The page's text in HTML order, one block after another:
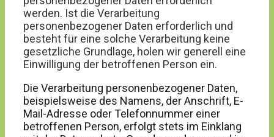
werden. Ist die Verarbeitung
personenbezogener Daten erforderlich und
besteht für eine solche Verarbeitung keine
gesetzliche Grundlage, holen wir generell eine
Einwilligung der betroffenen Person ein.
Die Verarbeitung personenbezogener Daten,
beispielsweise des Namens, der Anschrift, E-
Mail-Adresse oder Telefonnummer einer
betroffenen Person, erfolgt stets im Einklang